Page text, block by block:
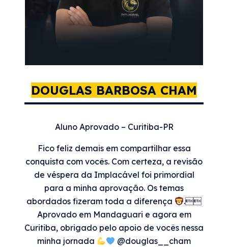
DOUGLAS BARBOSA CHAM
Aluno Aprovado – Curitiba-PR
Fico feliz demais em compartilhar essa
conquista com vocês. Com certeza, a revisão
de véspera da Implacável foi primordial
para a minha aprovação. Os temas
abordados fizeram toda a diferença
.
Aprovado em Mandaguari e agora em
Curitiba, obrigado pelo apoio de vocês nessa
minha jornada
@douglas__cham